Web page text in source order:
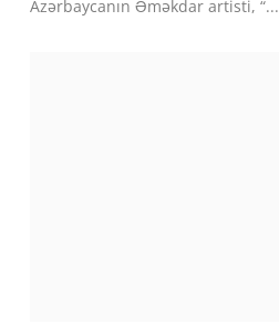
Azərbaycanın Əməkdar artisti, “...